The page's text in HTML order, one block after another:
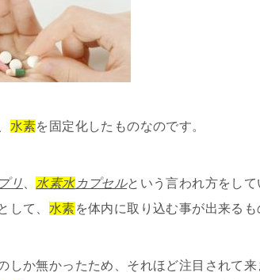
水素を固定化したものなのです。
リ 水素水カプセルという言われ方をし
して、 水素を体内に取り込む事が出来るも
しか無かったため、それほど注目されて